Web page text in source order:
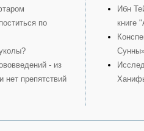
по
- из
нет препятствий
Ибн
книге